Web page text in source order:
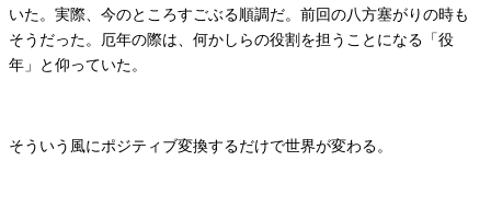
いた。実際、今のところすごぶる順調だ。前回の八方塞がりの時も
そうだった。厄年の際は、何かしらの役割を担うことになる「役
年」と仰っていた。
そういう風にポジティブ変換するだけで世界が変わる。